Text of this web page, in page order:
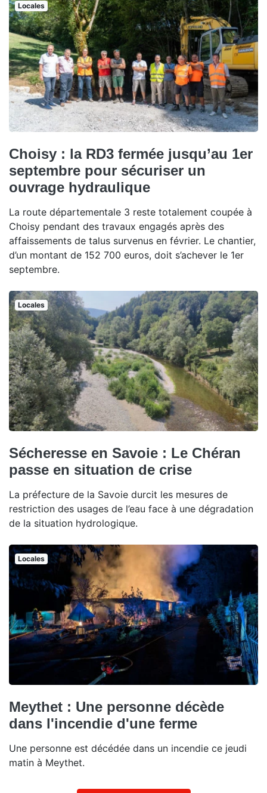
Locales
Choisy : la RD3 fermée jusqu’au 1er
septembre pour sécuriser un
ouvrage hydraulique
La route départementale 3 reste totalement coupée à
Choisy pendant des travaux engagés après des
affaissements de talus survenus en février. Le chantier,
d’un montant de 152 700 euros, doit s’achever le 1er
septembre.
Locales
Sécheresse en Savoie : Le Chéran
passe en situation de crise
La préfecture de la Savoie durcit les mesures de
restriction des usages de l’eau face à une dégradation
de la situation hydrologique.
Locales
Meythet : Une personne décède
dans l'incendie d'une ferme
Une personne est décédée dans un incendie ce jeudi
matin à Meythet.